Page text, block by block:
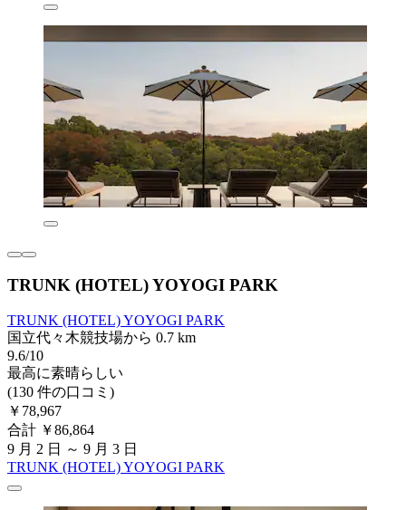
TRUNK (HOTEL) YOYOGI PARK
TRUNK (HOTEL) YOYOGI PARK
国立代々木競技場から 0.7 km
9.6/10
最高に素晴らしい
(130 件の口コミ)
￥78,967
合計 ￥86,864
9 月 2 日 ～ 9 月 3 日
TRUNK (HOTEL) YOYOGI PARK